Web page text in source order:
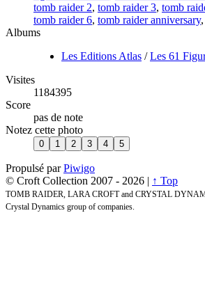
tomb raider 2, tomb raider 3, tomb
tomb raider 6, tomb raider anniversary,
Albums
Les Editions Atlas /Les 61
Visites
1184395
Score
pas de note
Notez cette photo
Propulsé parPiwigo
© Croft Collection 2007 - 2026 | ↑ Top
TOMB RAIDER, LARA CROFT and CRYSTAL
Crystal Dynamics group of companies.